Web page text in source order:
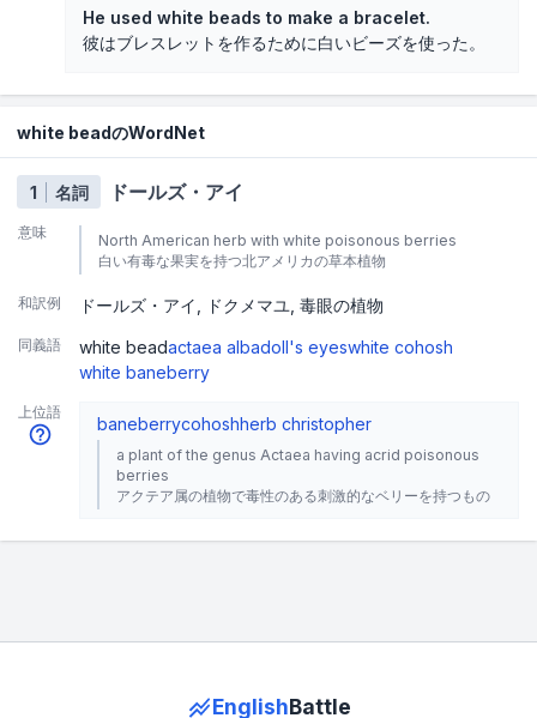
He used white beads to make a bracelet.
彼はブレスレットを作るために白いビーズを使った。
white beadのWordNet
1 名詞 ドールズ・アイ
意味
North American herb with white poisonous berries
白い有毒な果実を持つ北アメリカの草本植物
和訳例 ドールズ・アイ ドクメマユ 毒眼の植物
同義語 white beadactaea albadoll's eyeswhite cohosh
white baneberry
上位語
baneberrycohoshherb christopher
a plant of the genus Actaea having acrid poisonous
berries
アクテア属の植物で毒性のある刺激的なベリーを持つもの
EnglishBattle